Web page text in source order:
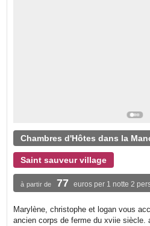
Chambres d'Hôtes dans la
Saint sauveur village
à partir de 77 euros per 1 notte 2
Marylène, christophe et logan vous
ancien corps de ferme du xviie siècle.